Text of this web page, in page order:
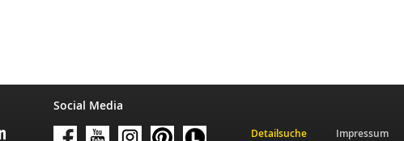
Social Media
Detailsuche
Impressum